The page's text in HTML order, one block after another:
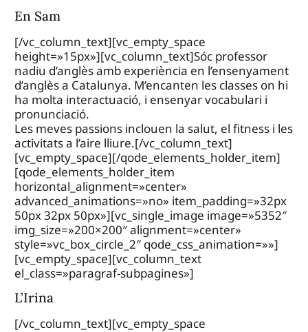
En Sam
[/vc_column_text][vc_empty_space
height=»15px»][vc_column_text]Sóc professor
nadiu d’anglès amb experiència en l’ensenyament
d’anglès a Catalunya. M’encanten les classes on hi
ha molta interactuació, i ensenyar vocabulari i
pronunciació.
Les meves passions inclouen la salut, el fitness i les
activitats a l’aire lliure.[/vc_column_text]
[vc_empty_space][/qode_elements_holder_item]
[qode_elements_holder_item
horizontal_alignment=»center»
advanced_animations=»no» item_padding=»32px
50px 32px 50px»][vc_single_image image=»5352″
img_size=»200×200″ alignment=»center»
style=»vc_box_circle_2″ qode_css_animation=»»]
[vc_empty_space][vc_column_text
el_class=»paragraf-subpagines»]
L’Irina
[/vc_column_text][vc_empty_space